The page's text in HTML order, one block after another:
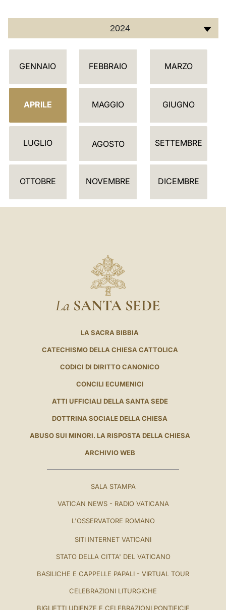
2024
C
L
D
R
GENNAIO FEBBRAIO MARZO
APRILE MAGGIO GIUGNO
LUGLIO AGOSTO SETTEMBRE
OTTOBRE NOVEMBRE DICEMBRE
La SANTA SEDE
LA SACRA BIBBIA
CATECHISMO DELLA CHIESA CATTOLICA
CODICI DI DIRITTO CANONICO
CONCILI ECUMENICI
ATTI UFFICIALI DELLA SANTA SEDE
DOTTRINA SOCIALE DELLA CHIESA
ABUSO SUI MINORI. LA RISPOSTA DELLA CHIESA
ARCHIVIO WEB
SALA STAMPA
VATICAN NEWS - RADIO VATICANA
L'OSSERVATORE ROMANO
SITI INTERNET VATICANI
STATO DELLA CITTA' DEL VATICANO
BASILICHE E CAPPELLE PAPALI - VIRTUAL TOUR
CELEBRAZIONI LITURGICHE
BIGLIETTI UDIENZE E CELEBRAZIONI PONTIFICIE